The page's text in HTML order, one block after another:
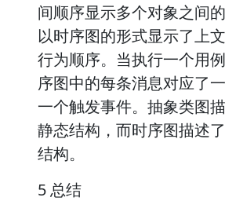
间顺序显示多个对象之间
以时序图的形式显示了上
行为顺序。当执行一个用
序图中的每条消息对应了
一个触发事件。抽象类图
静态结构，而时序图描述
结构。
5 总结